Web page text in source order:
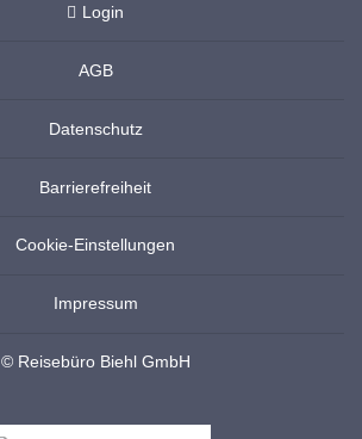
Login
AGB
Datenschutz
Barrierefreiheit
Cookie-Einstellungen
Impressum
© Reisebüro Biehl GmbH